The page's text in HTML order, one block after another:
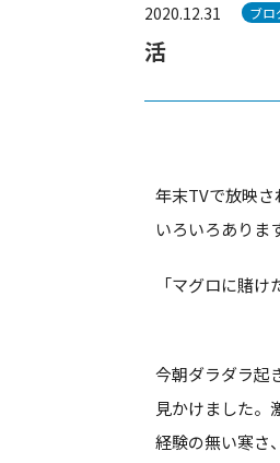
活
2020.12.31 ブロ
年末TVで放映
いろいろありま
「マグロに賭け
“俺は
今朝ダラダラ起
見かけました。
経験の無い寒さ